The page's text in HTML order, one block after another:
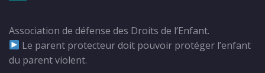
Association de défense des Droits de l’Enfant.
Le parent protecteur doit pouvoir protéger l’enfant
du parent violent.